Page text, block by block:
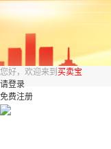
您好，欢迎来到 买卖宝
请登录
免费注册